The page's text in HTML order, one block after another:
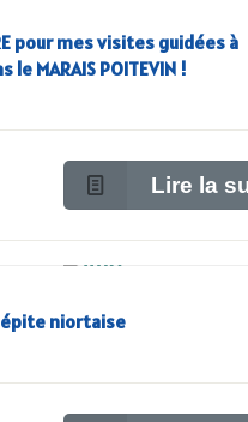
pour mes visites guidées à
le MARAIS POITEVIN !
Lire la
niortaise